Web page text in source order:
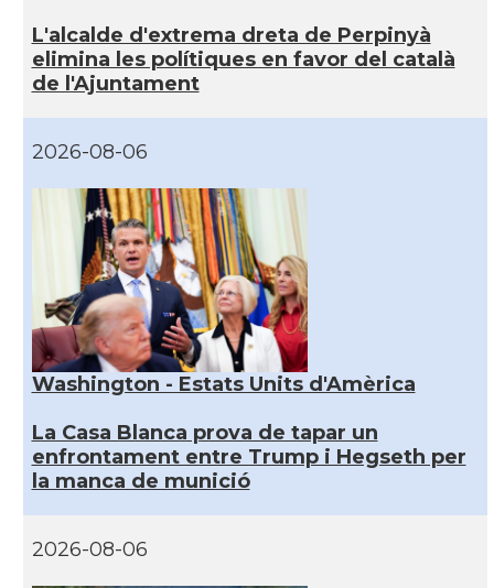
L'alcalde d'extrema dreta de Perpinyà
elimina les polítiques en favor del català
de l'Ajuntament
2026-08-06
Washington - Estats Units d'Amèrica
La Casa Blanca prova de tapar un
enfrontament entre Trump i Hegseth per
la manca de munició
2026-08-06